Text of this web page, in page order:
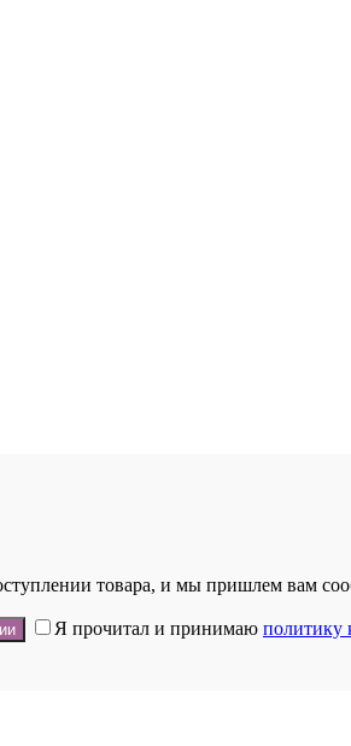
товара, и мы пришлем вам
Я прочитал и принимаю политику